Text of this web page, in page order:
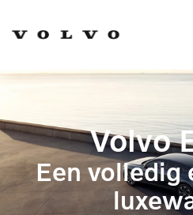
Volvo
Een volledig